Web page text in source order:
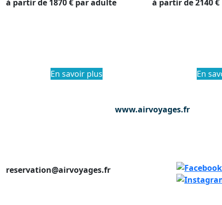
à partir de 1870 € par adulte
En savoir plus
à partir de2140 €
En
www.airvoyages.fr
reservation@airvoyages.fr